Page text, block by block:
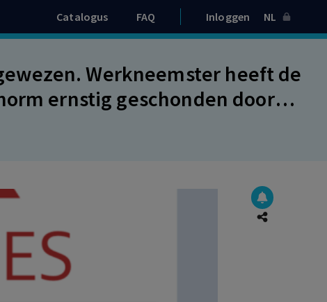
Catalogus FAQ Inloggen NL
Werkneemster heeft de
ernstig geschonden door
ook in de 21 maanden na haar